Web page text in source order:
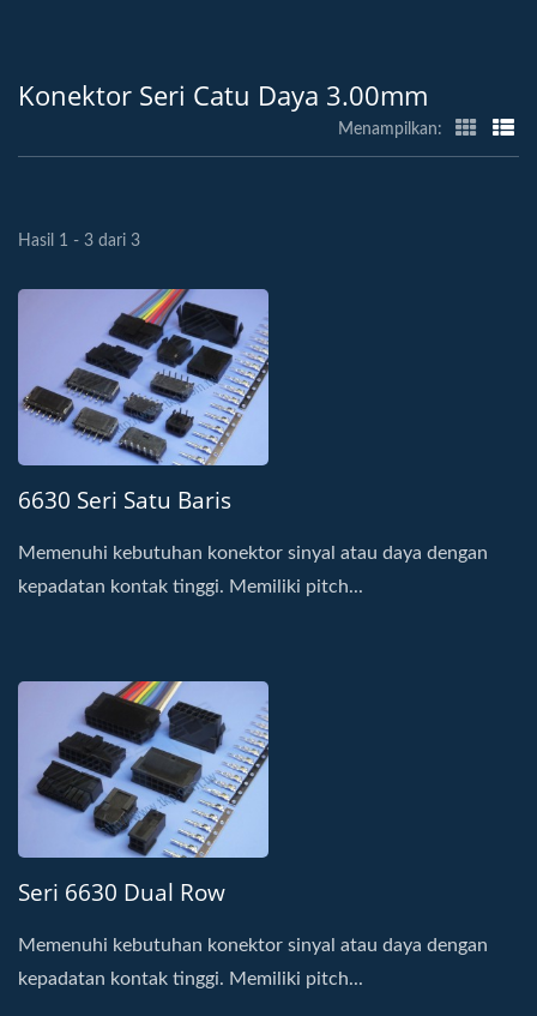
Konektor Seri Catu Daya 3.00mm
Menampilkan:
Hasil 1 - 3 dari 3
6630 Seri Satu Baris
Memenuhi kebutuhan konektor sinyal atau daya dengan
kepadatan kontak tinggi. Memiliki pitch...
Seri 6630 Dual Row
Memenuhi kebutuhan konektor sinyal atau daya dengan
kepadatan kontak tinggi. Memiliki pitch...